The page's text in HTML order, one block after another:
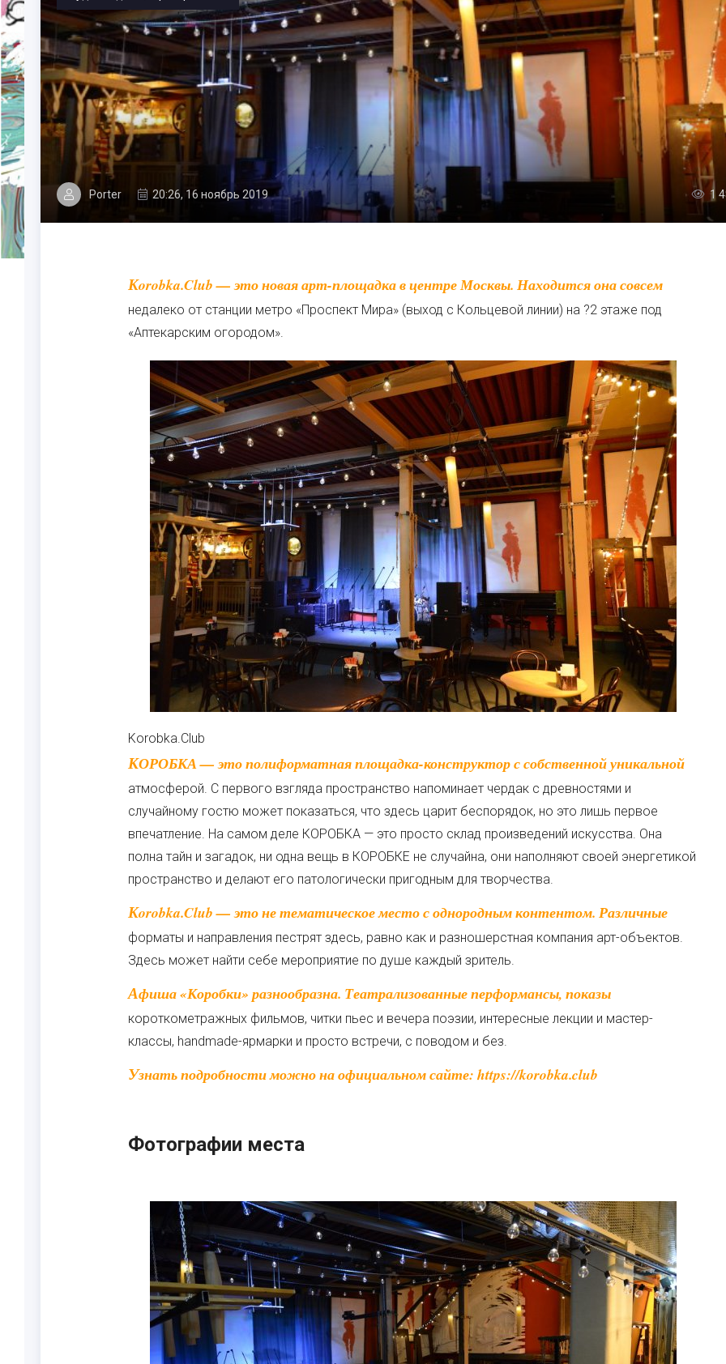
Porter 20:26, 16 ноябрь 2019 1
Korobka.Club — это новая арт-площадка в центре Москвы. Находится она совсем
недалеко от станции метро «Проспект Мира» (выход с Кольцевой линии) на ?2 этаже под
«Аптекарским огородом».
Korobka.Club
КОРОБКА — это полиформатная площадка-конструктор с собственной уникальной
атмосферой. С первого взгляда пространство напоминает чердак с древностями и
случайному гостю может показаться, что здесь царит беспорядок, но это лишь первое
впечатление. На самом деле КОРОБКА — это просто склад произведений искусства. Она
полна тайн и загадок, ни одна вещь в КОРОБКЕ не случайна, они наполняют своей энергетикой
пространство и делают его патологически пригодным для творчества.
Korobka.Club — это не тематическое место с однородным контентом. Различные
форматы и направления пестрят здесь, равно как и разношерстная компания арт-объектов.
Здесь может найти себе мероприятие по душе каждый зритель.
Афиша «Коробки» разнообразна. Театрализованные перформансы, показы
короткометражных фильмов, читки пьес и вечера поэзии, интересные лекции и мастер-
классы, handmade-ярмарки и просто встречи, с поводом и без.
Узнать подробности можно на официальном сайте: https://korobka.club
Фотографии места